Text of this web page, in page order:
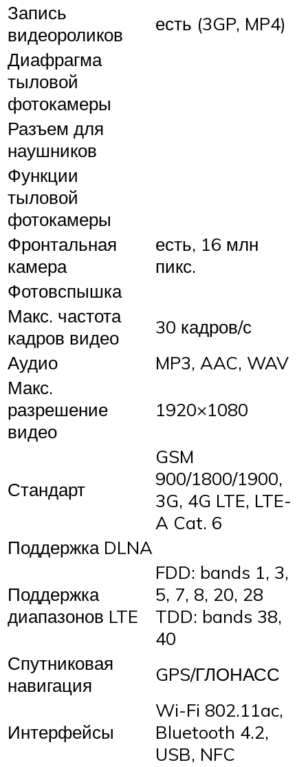
Запись
видеороликов
есть (3GP, MP4)
Диафрагма
тыловой
фотокамеры
Разъем для
наушников
Функции
тыловой
фотокамеры
Фронтальная
камера
есть, 16 млн
пикс.
Фотовспышка
Макс. частота
кадров видео
30 кадров/с
Аудио
MP3, AAC, WAV
Макс.
разрешение
видео
1920×1080
Стандарт
GSM
900/1800/1900,
3G, 4G LTE, LTE-
A Cat. 6
Поддержка DLNA
Поддержка
диапазонов LTE
FDD: bands 1, 3,
5, 7, 8, 20, 28
TDD: bands 38,
40
Спутниковая
навигация
GPS/ГЛОНАСС
Интерфейсы
Wi-Fi 802.11ac,
Bluetooth 4.2,
USB, NFC